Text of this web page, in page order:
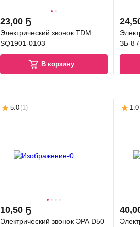
В корзину
,00 Ҕ
23,00 Ҕ
Электрический звонок TDM
SQ1901-0103
В корзину
24,
ЗБ-8 /
5.0 (1)
10,50 Ҕ
Электрический звонок ЭРА D50
1.0
40,